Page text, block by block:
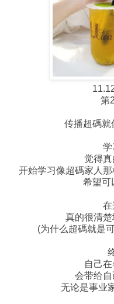
第
传播超碼就
学
觉得
开始学习像超碼家人
希望
在
真的很清
(为什么超碼就是
自己
会带给
无论是事业